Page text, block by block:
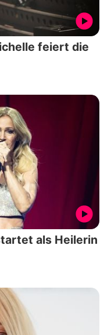
feiert die
als Heilerin